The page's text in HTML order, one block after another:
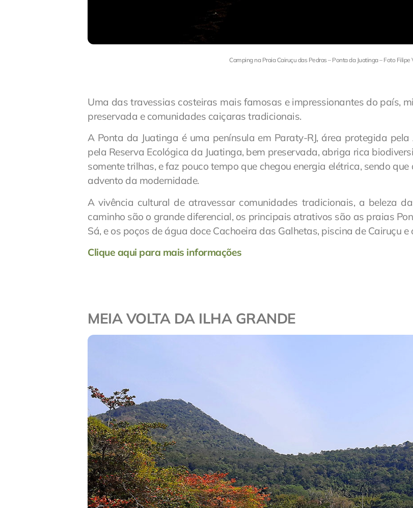
Camping na Praia Cairuçu das Pedras – Ponta da Juatinga – Foto Filipe
Uma das travessias costeiras mais famosas e impressionantes do país,
preservada e comunidades caiçaras tradicionais.
A Ponta da Juatinga é uma península em Paraty-RJ, área protegida
pela Reserva Ecológica da Juatinga, bem preservada, abriga rica
somente trilhas, e faz pouco tempo que chegou energia elétrica, sendo
advento da modernidade.
A vivência cultural de atravessar comunidades tradicionais, a beleza
caminho são o grande diferencial, os principais atrativos são as praias
Sá, e os poços de água doce Cachoeira das Galhetas, piscina de Cairuçu e
Clique aqui para mais informações
MEIA VOLTA DA ILHA GRANDE